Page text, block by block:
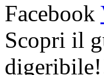
Facebook
Scopri il